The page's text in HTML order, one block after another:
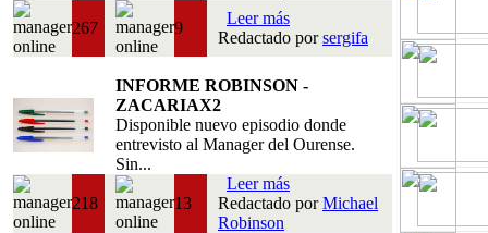
267 9
Leer más
Redactado porsergifa
INFORME ROBINSON -
ZACARIAX2
Disponible nuevo episodio donde
entrevisto al Manager del Ourense.
Sin...
218 13
Leer más
Redactado porMichael
Robinson